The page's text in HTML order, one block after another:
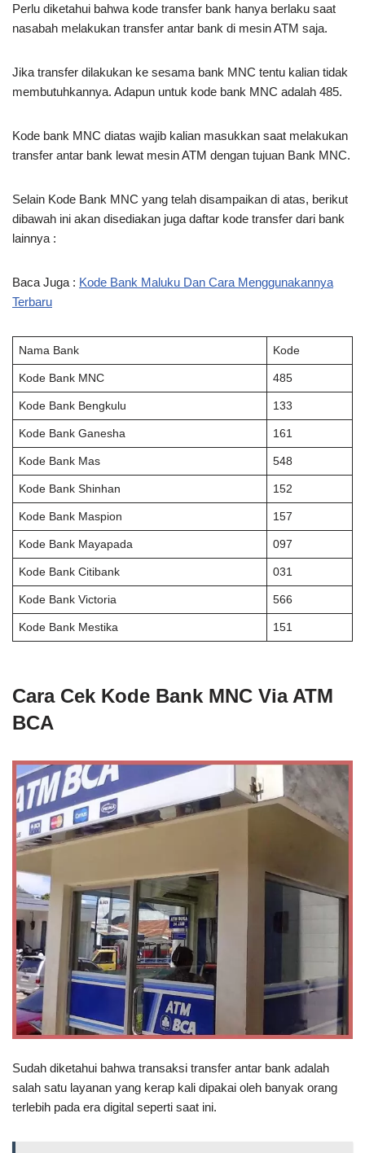
Perlu diketahui bahwa kode transfer bank hanya berlaku saat
nasabah melakukan transfer antar bank di mesin ATM saja.
Jika transfer dilakukan ke sesama bank MNC tentu kalian tidak
membutuhkannya. Adapun untuk kode bank MNC adalah 485.
Kode bank MNC diatas wajib kalian masukkan saat melakukan
transfer antar bank lewat mesin ATM dengan tujuan Bank MNC.
Selain Kode Bank MNC yang telah disampaikan di atas, berikut
dibawah ini akan disediakan juga daftar kode transfer dari bank
lainnya :
Baca Juga : Kode Bank Maluku Dan Cara Menggunakannya
Terbaru
Nama Bank Kode
Kode Bank MNC 485
Kode Bank Bengkulu 133
Kode Bank Ganesha 161
Kode Bank Mas 548
Kode Bank Shinhan 152
Kode Bank Maspion 157
Kode Bank Mayapada 097
Kode Bank Citibank 031
Kode Bank Victoria 566
Kode Bank Mestika 151
Cara Cek Kode Bank MNC Via ATM
BCA
Sudah diketahui bahwa transaksi transfer antar bank adalah
salah satu layanan yang kerap kali dipakai oleh banyak orang
terlebih pada era digital seperti saat ini.